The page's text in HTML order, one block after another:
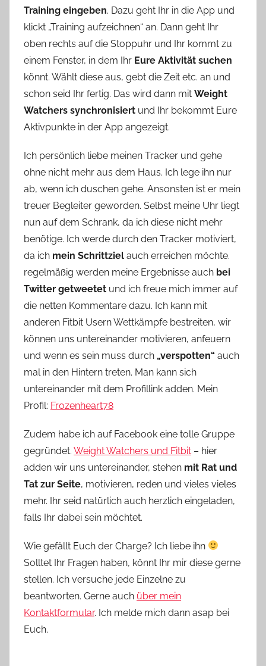
Training eingeben. Dazu geht Ihr in die App und
klickt „Training aufzeichnen“ an. Dann geht Ihr
oben rechts auf die Stoppuhr und Ihr kommt zu
einem Fenster, in dem Ihr Eure Aktivität suchen
könnt. Wählt diese aus, gebt die Zeit etc. an und
schon seid Ihr fertig. Das wird dann mit Weight
Watchers synchronisiert und Ihr bekommt Eure
Aktivpunkte in der App angezeigt.
Ich persönlich liebe meinen Tracker und gehe
ohne nicht mehr aus dem Haus. Ich lege ihn nur
ab, wenn ich duschen gehe. Ansonsten ist er mein
treuer Begleiter geworden. Selbst meine Uhr liegt
nun auf dem Schrank, da ich diese nicht mehr
benötige. Ich werde durch den Tracker motiviert,
da ich mein Schrittziel auch erreichen möchte.
regelmäßig werden meine Ergebnisse auch bei
Twitter getweetet und ich freue mich immer auf
die netten Kommentare dazu. Ich kann mit
anderen Fitbit Usern Wettkämpfe bestreiten, wir
können uns untereinander motivieren, anfeuern
und wenn es sein muss durch „verspotten“ auch
mal in den Hintern treten. Man kann sich
untereinander mit dem Profillink adden. Mein
Profil: Frozenheart78
Zudem habe ich auf Facebook eine tolle Gruppe
gegründet. Weight Watchers und Fitbit – hier
adden wir uns untereinander, stehen mit Rat und
Tat zur Seite, motivieren, reden und vieles vieles
mehr. Ihr seid natürlich auch herzlich eingeladen,
falls Ihr dabei sein möchtet.
Wie gefällt Euch der Charge? Ich liebe ihn
Solltet Ihr Fragen haben, könnt Ihr mir diese gerne
stellen. Ich versuche jede Einzelne zu
beantworten. Gerne auch über mein
Kontaktformular. Ich melde mich dann asap bei
Euch.